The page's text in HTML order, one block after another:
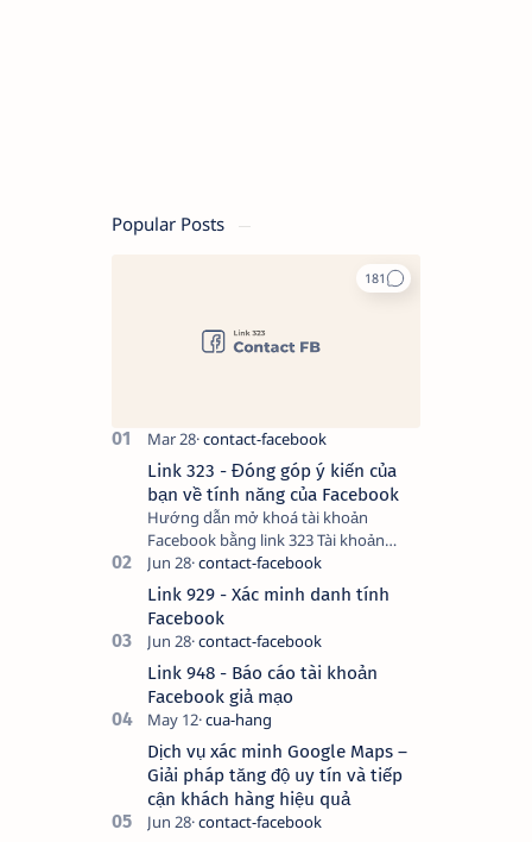
Popular Posts
Link 323 - Đóng góp ý kiến của
bạn về tính năng của Facebook
Hướng dẫn mở khoá tài khoản
Facebook bằng link 323 Tài khoản
Facebook bị vô hiệu hóa có thể do
nhiều nguyên nhân, do bạn đăng bài
hay thực hiện…
Link 929 - Xác minh danh tính
Facebook
Link 948 - Báo cáo tài khoản
Facebook giả mạo
Dịch vụ xác minh Google Maps –
Giải pháp tăng độ uy tín và tiếp
cận khách hàng hiệu quả